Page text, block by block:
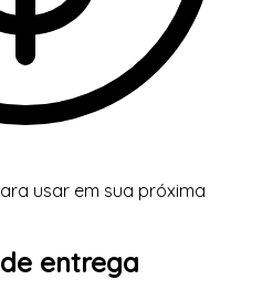
usar em sua próxima
entrega